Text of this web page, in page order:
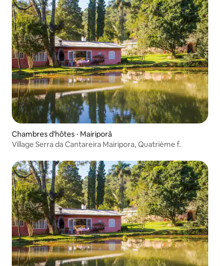
Chambres d'hôtes ⋅ Mairiporã
Village Serra da Cantareira Mairipora, Quatrième f.